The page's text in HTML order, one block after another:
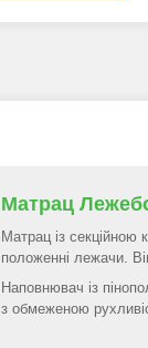
Матрац
Матрац із
положенні лежачи.
Наповнювач із
з обмеженою